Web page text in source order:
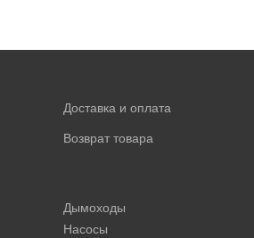
Доставка и оплата
Возврат товара
Дымоходы
Насосы